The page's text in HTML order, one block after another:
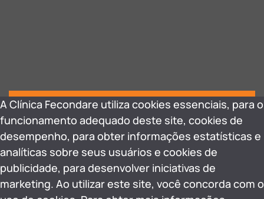
A Clínica Fecondare utiliza cookies essenciais, para o
funcionamento adequado deste site, cookies de
desempenho, para obter informações estatísticas e
analíticas sobre seus usuários e cookies de
publicidade, para desenvolver iniciativas de
marketing. Ao utilizar este site, você concorda com o